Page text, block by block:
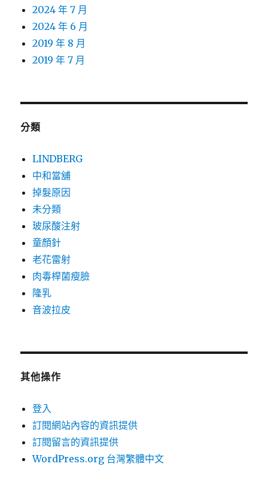
2024 年 7 月
2024 年 6 月
2019 年 8 月
2019 年 7 月
分類
LINDBERG
中和當舖
掉髮原因
未分類
玻尿酸注射
童顏針
老花雷射
肉毒桿菌瘦臉
隆乳
音波拉皮
其他操作
登入
訂閱網站內容的資訊提供
訂閱留言的資訊提供
WordPress.org 台灣繁體中文